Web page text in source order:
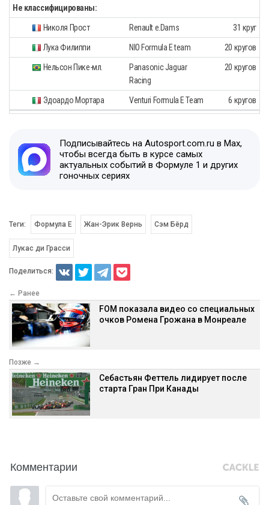
Не классифицированы:
Николя Прост Renault e.Dams 31 круг
Лука Филиппи NIO Formula E team 20 кругов
Нельсон Пике-мл.
Panasonic Jaguar
Racing
20 кругов
Эдоардо Мортара Venturi Formula E Team 6 кругов
Подписывайтесь на Autosport.com.ru в Max,
чтобы всегда быть в курсе самых
актуальных событий в Формуле 1 и других
гоночных сериях
Теги: Формула E Жан-Эрик Вернь Сэм Бёрд
Лукас ди Грасси
Поделиться:
← Ранее
FOM показала видео со специальных
очков Ромена Грожана в Монреале
Позже →
Себастьян Феттель лидирует после
старта Гран При Канады
Комментарии